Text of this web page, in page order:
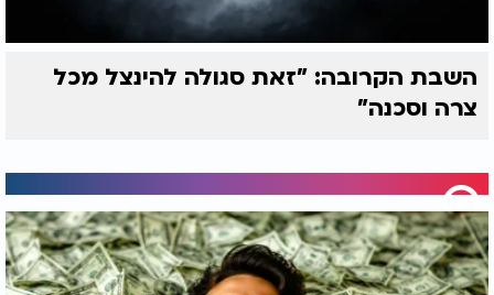
השבת הקרובה: "זאת סגולה להינצל מכל
צרה וסכנה"